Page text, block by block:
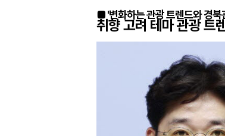
■ '변화하는 관광 트렌드와 경
취향 고려 테마 관광 트